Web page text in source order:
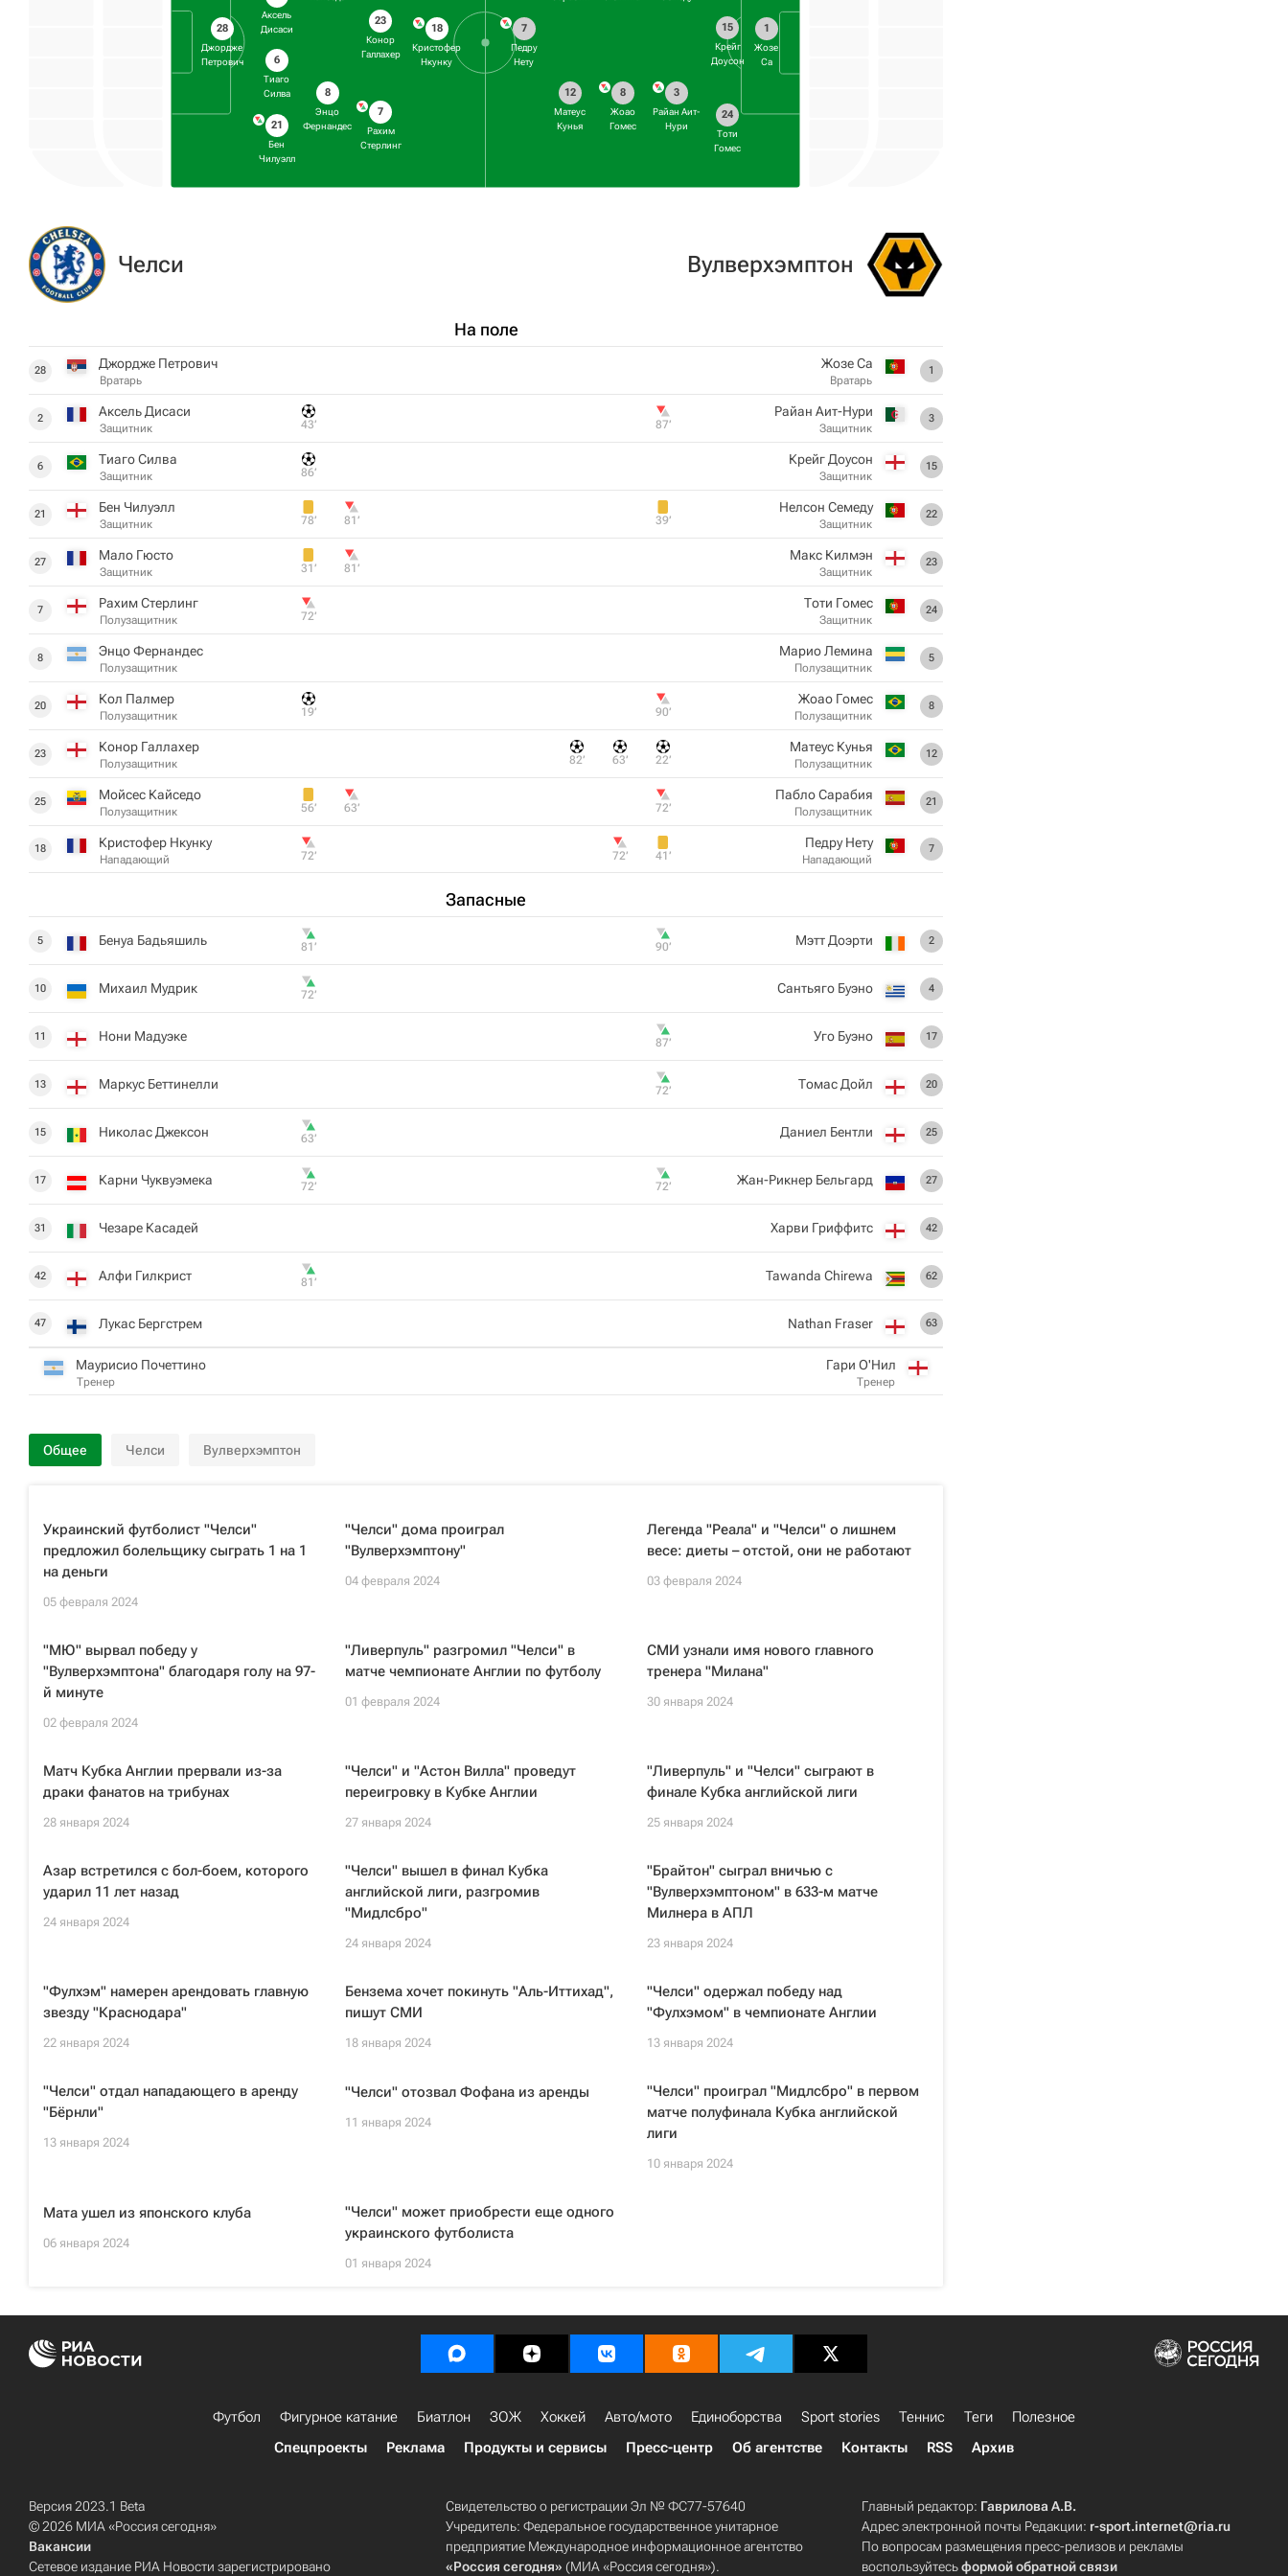
28
Джордже
Петрович
Аксель
Дисаси
6
Тиаго
Силва
21
Бен
Чилуэлл
8
Энцо
Фернандес
23
Конор
Галлахер
7
Рахим
Стерлинг
18
Кристофер
Нкунку
1
Жозе
Са
15
Крейг
Доусон
24
Тоти
Гомес
3
Райан Аит-
Нури
8
Жоао
Гомес
12
Матеус
Кунья
7
Педру
Нету
Челси
На поле
28 Джордже Петрович
Вратарь
2 Аксель Дисаси
Защитник 43‎’‎
6 Тиаго Силва
Защитник 86‎’‎
21 Бен Чилуэлл
Защитник 78‎’‎ 81‎’‎
27 Мало Гюсто
Защитник 31‎’‎ 81‎’‎
7 Рахим Стерлинг
Полузащитник 72‎’‎
8 Энцо Фернандес
Полузащитник
20 Кол Палмер
Полузащитник 19‎’‎
23 Конор Галлахер
Полузащитник
25 Мойсес Кайседо
Полузащитник 56‎’‎ 63‎’‎
18 Кристофер Нкунку
Нападающий 72‎’‎
Запасные
5 Бенуа Бадьяшиль 81‎’‎
10 Михаил Мудрик 72‎’‎
11 Нони Мадуэке
13 Маркус Беттинелли
15 Николас Джексон 63‎’‎
17 Карни Чуквуэмека 72‎’‎
31 Чезаре Касадей
42 Алфи Гилкрист 81‎’‎
47 Лукас Бергстрем
Маурисио Почеттино
Тренер
Вулверхэмптон
1
Жозе Са
Вратарь
3
Райан Аит-Нури
Защитник
87‎’‎
15
Крейг Доусон
Защитник
22
Нелсон Семеду
Защитник
39‎’‎
23
Макс Килмэн
Защитник
24
Тоти Гомес
Защитник
5
Марио Лемина
Полузащитник
8
Жоао Гомес
Полузащитник
90‎’‎
12
Матеус Кунья
Полузащитник
22‎’‎
63‎’‎
82‎’‎
21
Пабло Сарабия
Полузащитник
72‎’‎
7
Педру Нету
Нападающий
41‎’‎
72‎’‎
2
Мэтт Доэрти
90‎’‎
4
Сантьяго Буэно
17
Уго Буэно
87‎’‎
20
Томас Дойл
72‎’‎
25
Даниел Бентли
27
Жан-Рикнер Бельгард
72‎’‎
42
Харви Гриффитс
62
Tawanda Chirewa
63
Nathan Fraser
Гари О'Нил
Тренер
Общее Челси Вулверхэмптон
Украинский футболист "Челси"
предложил болельщику сыграть 1 на 1
на деньги
05 февраля 2024
"Челси" дома проиграл
"Вулверхэмптону"
04 февраля 2024
Легенда "Реала" и "Челси" о лишнем
весе: диеты – отстой, они не работают
03 февраля 2024
"МЮ" вырвал победу у
"Вулверхэмптона" благодаря голу на 97-
й минуте
02 февраля 2024
"Ливерпуль" разгромил "Челси" в
матче чемпионате Англии по футболу
01 февраля 2024
СМИ узнали имя нового главного
тренера "Милана"
30 января 2024
Матч Кубка Англии прервали из-за
драки фанатов на трибунах
28 января 2024
"Челси" и "Астон Вилла" проведут
переигровку в Кубке Англии
27 января 2024
"Ливерпуль" и "Челси" сыграют в
финале Кубка английской лиги
25 января 2024
Азар встретился с бол-боем, которого
ударил 11 лет назад
24 января 2024
"Челси" вышел в финал Кубка
английской лиги, разгромив
"Мидлсбро"
24 января 2024
"Брайтон" сыграл вничью с
"Вулверхэмптоном" в 633-м матче
Милнера в АПЛ
23 января 2024
"Фулхэм" намерен арендовать главную
звезду "Краснодара"
22 января 2024
Бензема хочет покинуть "Аль-Иттихад",
пишут СМИ
18 января 2024
"Челси" одержал победу над
"Фулхэмом" в чемпионате Англии
13 января 2024
"Челси" отдал нападающего в аренду
"Бёрнли"
13 января 2024
"Челси" отозвал Фофана из аренды
11 января 2024
"Челси" проиграл "Мидлсбро" в первом
матче полуфинала Кубка английской
лиги
10 января 2024
Мата ушел из японского клуба
06 января 2024
"Челси" может приобрести еще одного
украинского футболиста
01 января 2024
Футбол Фигурное катание Биатлон ЗОЖ Хоккей Авто/мото Единоборства Sport stories Теннис Теги
Полезное
Спецпроекты
Реклама Продукты и сервисы Пресс-центр Об агентстве Контакты RSS Архив
Версия 2023.1 Beta
© 2026 МИА «Россия сегодня»
Вакансии
Сетевое издание РИА Новости зарегистрировано
Свидетельство о регистрации Эл № ФС77-57640
Учредитель: Федеральное государственное унитарное
предприятие Международное информационное агентство
«Россия сегодня» (МИА «Россия сегодня»).
Главный редактор: Гаврилова А.В.
Адрес электронной почты Редакции: r-sport.internet@ria.ru
По вопросам размещения пресс-релизов и рекламы
воспользуйтесьформой обратной связи